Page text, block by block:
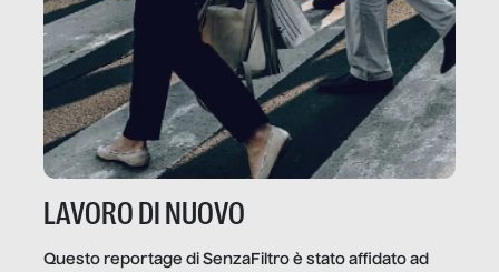
LAVORO DI NUOVO
Questo reportage di SenzaFiltro è stato affidato ad